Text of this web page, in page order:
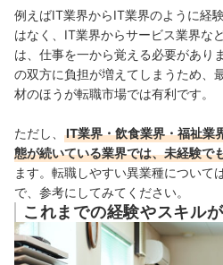
例えばIT業界からIT業界のように経
はなく、IT業界からサービス業界な
は、仕事を一から覚える必要があり
の双方に負担が増えてしまうため、
材のほうが転職市場では有利です。
ただし、
IT業界・飲食業界・福祉業
態が続いている業界では、未経験で
ます。転職しやすい異業種について
で、参考にしてみてください。
これまでの経験やスキル